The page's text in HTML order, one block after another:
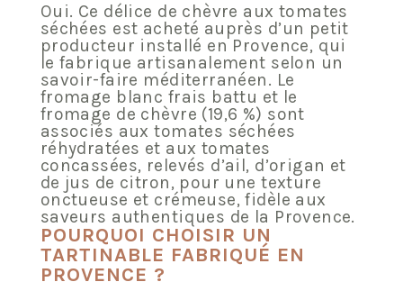
Oui. Ce délice de chèvre aux tomates
séchées est acheté auprès d’un petit
producteur installé en Provence, qui
le fabrique artisanalement selon un
savoir-faire méditerranéen. Le
fromage blanc frais battu et le
fromage de chèvre (19,6 %) sont
associés aux tomates séchées
réhydratées et aux tomates
concassées, relevés d’ail, d’origan et
de jus de citron, pour une texture
onctueuse et crémeuse, fidèle aux
saveurs authentiques de la Provence.
POURQUOI CHOISIR UN
TARTINABLE FABRIQUÉ EN
PROVENCE ?